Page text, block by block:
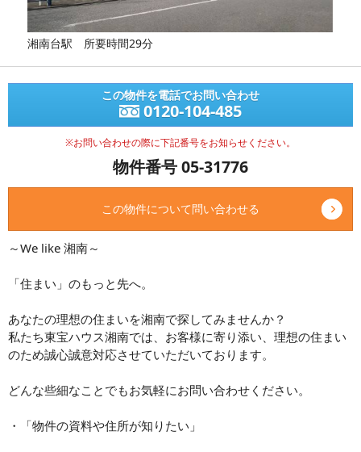
湘南台駅 所要時間29分
この物件を電話でお問い合わせ
0120-104-485
※お問い合わせの際に下記番号をお知らせください。
物件番号 05-31776
この物件について問い合わせる
～We like 湘南～
「住まい」のもっと先へ。
あなたの理想の住まいを湘南で探してみませんか？
私たち東宝ハウス湘南では、お客様に寄り添い、理想の住まい
のため誠心誠意対応させていただいております。
どんな些細なことでもお気軽にお問い合わせください。
・「物件の資料や住所が知りたい」